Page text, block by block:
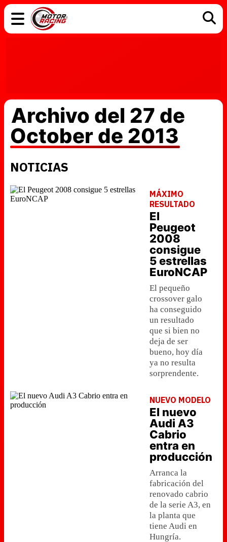
Archivo del 27 de
October de 2013
NOTICIAS
MÁXIMO
RESULTADO
El
Peugeot
2008
consigue
5 estrellas
EuroNCAP
El pequeño
crossover galo
ha conseguido
un resultado
que si bien no
deja de ser
bueno, hoy día
ya no resulta
sorprendente.
NUEVO MODELO
El nuevo
Audi A3
Cabrio
entra en
producción
Arranca la
fabricación del
renovado cabrio
de la serie A3, en
la planta que
tiene Audi en
Hungría.